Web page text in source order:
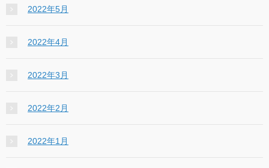
2022年5月
2022年4月
2022年3月
2022年2月
2022年1月